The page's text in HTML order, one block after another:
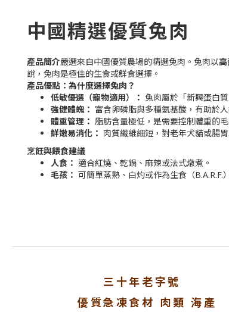
中國精選優質兔肉
產品簡介嚴選來自中國優質農場的精選兔肉。兔肉以
說，兔肉是極佳的生食或鮮食選擇。
產品優點：為什麼選擇兔肉？
低敏優選（寵物適用）： 兔肉屬於「新興蛋白
強健體魄： 富含卵磷脂與多種氨基酸，有助於
體重管理： 脂肪含量極低，是需要控制體重的
鮮嫩易消化： 肉質纖維細短，對老年犬貓或腸
烹飪與餵食建議
人食： 適合紅燒、乾鍋、麻辣或法式燉煮。
毛孩： 可簡單蒸熟、白灼或作為生食（B.A.R.F.
三十年老字號
優質急凍食材 肉類 海產